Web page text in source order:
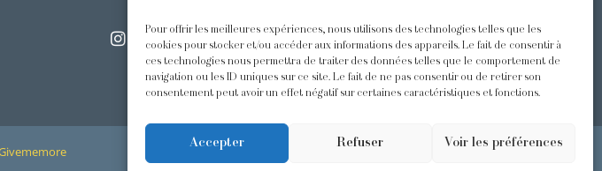
Pour offrir les meilleures expériences, nous utilisons des technologies telles que les
cookies pour stocker et/ou accéder aux informations des appareils. Le fait de consentir à
ces technologies nous permettra de traiter des données telles que le comportement de
navigation ou les ID uniques sur ce site. Le fait de ne pas consentir ou de retirer son
consentement peut avoir un effet négatif sur certaines caractéristiques et fonctions.
Accepter Refuser Voir les préférences
@odiot.paris @Odiot